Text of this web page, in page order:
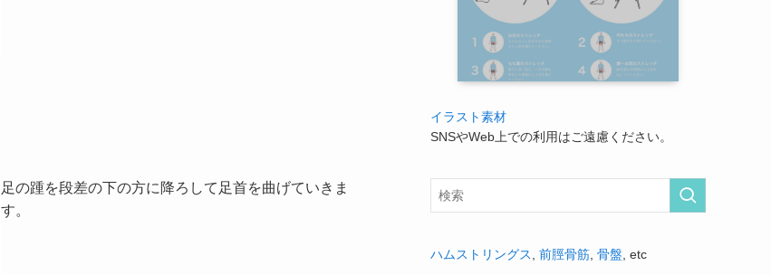
足の踵を段差の下の方に降ろして足首を曲げていきま
す。
イラスト素材
SNSやWeb上での利用はご遠慮ください。
ハムストリングス, 前脛骨筋, 骨盤, etc